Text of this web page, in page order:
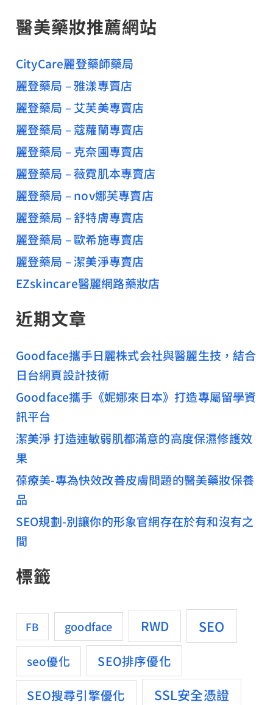
醫美藥妝推薦網站
CityCare麗登藥師藥局
麗登藥局 – 雅漾專賣店
麗登藥局 – 艾芙美專賣店
麗登藥局 – 蔻蘿蘭專賣店
麗登藥局 – 克奈圃專賣店
麗登藥局 – 薇霓肌本專賣店
麗登藥局 – nov娜芙專賣店
麗登藥局 – 舒特膚專賣店
麗登藥局 – 歐希施專賣店
麗登藥局 – 潔美淨專賣店
EZskincare醫麗網路藥妝店
近期文章
Goodface攜手日麗株式会社與醫麗生技，結合
日台網頁設計技術
Goodface攜手《妮娜來日本》打造專屬留學資
訊平台
潔美淨 打造連敏弱肌都滿意的高度保濕修護效
果
葆療美-專為快效改善皮膚問題的醫美藥妝保養
品
SEO規劃-別讓你的形象官網存在於有和沒有之
間
標籤
FB goodface RWD SEO
seo優化
SEO排序優化
SEO搜尋引擎優化
SSL安全憑證